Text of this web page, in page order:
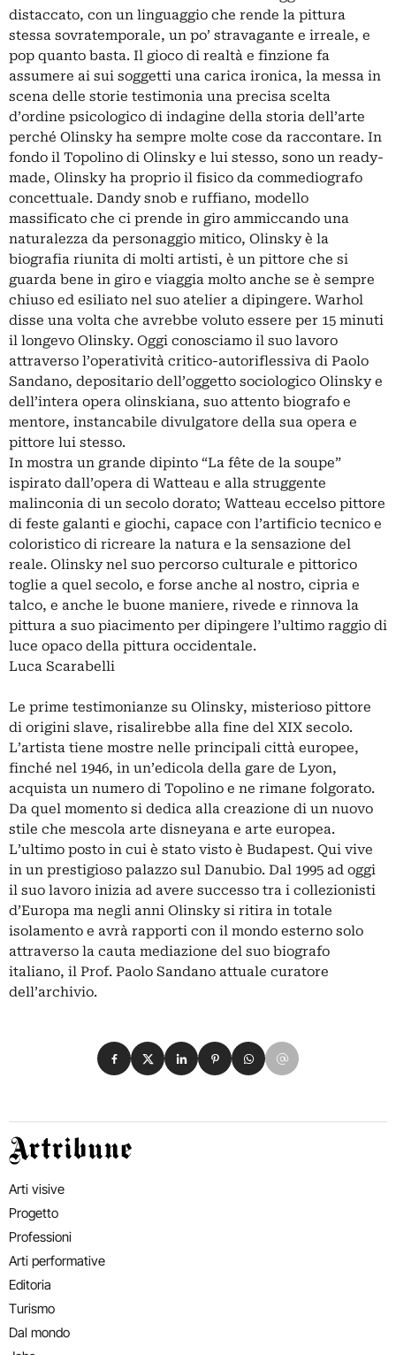
distaccato, con un linguaggio che rende la pittura
stessa sovratemporale, un po’ stravagante e irreale, e
pop quanto basta. Il gioco di realtà e finzione fa
assumere ai sui soggetti una carica ironica, la messa in
scena delle storie testimonia una precisa scelta
d’ordine psicologico di indagine della storia dell’arte
perché Olinsky ha sempre molte cose da raccontare. In
fondo il Topolino di Olinsky e lui stesso, sono un ready-
made, Olinsky ha proprio il fisico da commediografo
concettuale. Dandy snob e ruffiano, modello
massificato che ci prende in giro ammiccando una
naturalezza da personaggio mitico, Olinsky è la
biografia riunita di molti artisti, è un pittore che si
guarda bene in giro e viaggia molto anche se è sempre
chiuso ed esiliato nel suo atelier a dipingere. Warhol
disse una volta che avrebbe voluto essere per 15 minuti
il longevo Olinsky. Oggi conosciamo il suo lavoro
attraverso l’operatività critico-autoriflessiva di Paolo
Sandano, depositario dell’oggetto sociologico Olinsky e
dell’intera opera olinskiana, suo attento biografo e
mentore, instancabile divulgatore della sua opera e
pittore lui stesso.
In mostra un grande dipinto “La fête de la soupe”
ispirato dall’opera di Watteau e alla struggente
malinconia di un secolo dorato; Watteau eccelso pittore
di feste galanti e giochi, capace con l’artificio tecnico e
coloristico di ricreare la natura e la sensazione del
reale. Olinsky nel suo percorso culturale e pittorico
toglie a quel secolo, e forse anche al nostro, cipria e
talco, e anche le buone maniere, rivede e rinnova la
pittura a suo piacimento per dipingere l’ultimo raggio di
luce opaco della pittura occidentale.
Luca Scarabelli
Le prime testimonianze su Olinsky, misterioso pittore
di origini slave, risalirebbe alla fine del XIX secolo.
L’artista tiene mostre nelle principali città europee,
finché nel 1946, in un’edicola della gare de Lyon,
acquista un numero di Topolino e ne rimane folgorato.
Da quel momento si dedica alla creazione di un nuovo
stile che mescola arte disneyana e arte europea.
L’ultimo posto in cui è stato visto è Budapest. Qui vive
in un prestigioso palazzo sul Danubio. Dal 1995 ad oggi
il suo lavoro inizia ad avere successo tra i collezionisti
d’Europa ma negli anni Olinsky si ritira in totale
isolamento e avrà rapporti con il mondo esterno solo
attraverso la cauta mediazione del suo biografo
italiano, il Prof. Paolo Sandano attuale curatore
dell’archivio.
Condividi su Facebook
Condividi su X
Condividi su LinkedIn
Condividi su Pinterest
Condividi su WhatsApp
Condividi su Email
Artribune
Arti visive
Progetto
Professioni
Arti performative
Editoria
Turismo
Dal mondo